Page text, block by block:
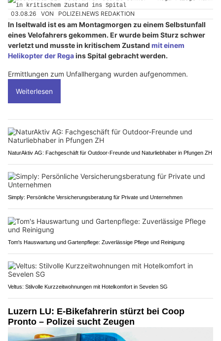
03.08.26 VON POLIZEI.NEWS REDAKTION
In Iseltwald ist es am Montagmorgen zu einem Selbstunfall
eines Velofahrers gekommen. Er wurde beim Sturz schwer
verletzt und musste in kritischem Zustand mit einem
Helikopter der Regains Spital gebracht werden.
Ermittlungen zum Unfallhergang wurden aufgenommen.
Weiterlesen
NaturAktiv AG: Fachgeschäft für Outdoor-Freunde und Naturliebhaber in Pfungen ZH
Simply: Persönliche Versicherungsberatung für Private und Unternehmen
Tom's Hauswartung und Gartenpflege: Zuverlässige Pflege und Reinigung
Veltus: Stilvolle Kurzzeitwohnungen mit Hotelkomfort in Sevelen SG
Luzern LU: E-Bikefahrerin stürzt bei Coop
Pronto – Polizei sucht Zeugen